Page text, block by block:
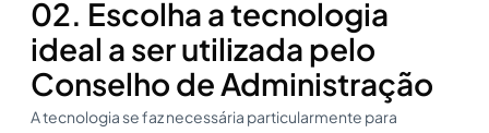
02. Escolha a tecnologia
ideal a ser utilizada pelo
Conselho de Administração
A tecnologia se faz necessária particularmente para